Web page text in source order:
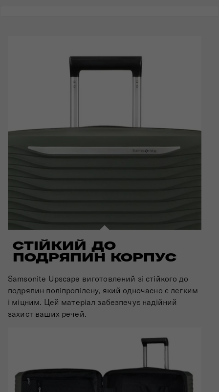
СТІЙКИЙ ДО
ПОДРЯПИН КОРПУС
Samsonite Upscape виготовлений зі стійкого до
подряпин поліпропілену, який одночасно є легким
і міцним. Цей матеріал забезпечує надійний
захист ваших речей.